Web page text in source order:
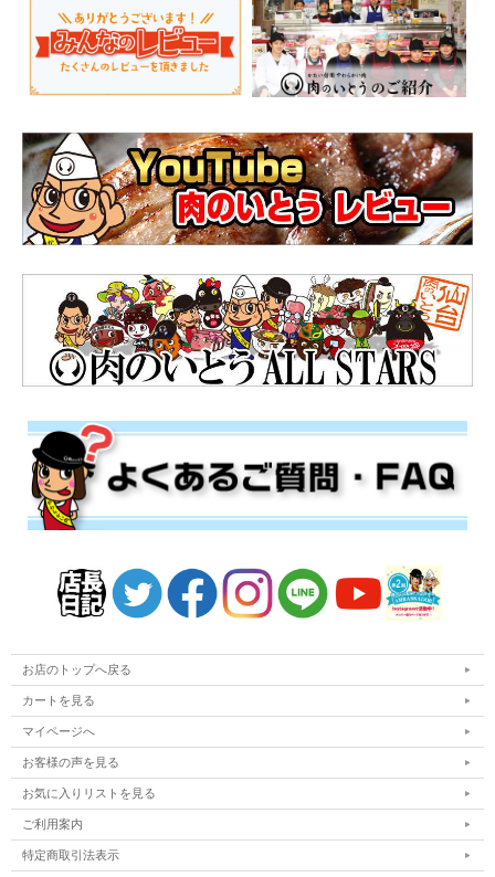
お店のトップへ戻る
カートを見る
マイページへ
お客様の声を見る
お気に入りリストを見る
ご利用案内
特定商取引法表示